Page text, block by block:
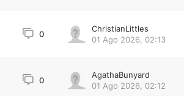
0
ChristianLittles
01 Ago 2026, 02:13
0
AgathaBunyard
01 Ago 2026, 02:12